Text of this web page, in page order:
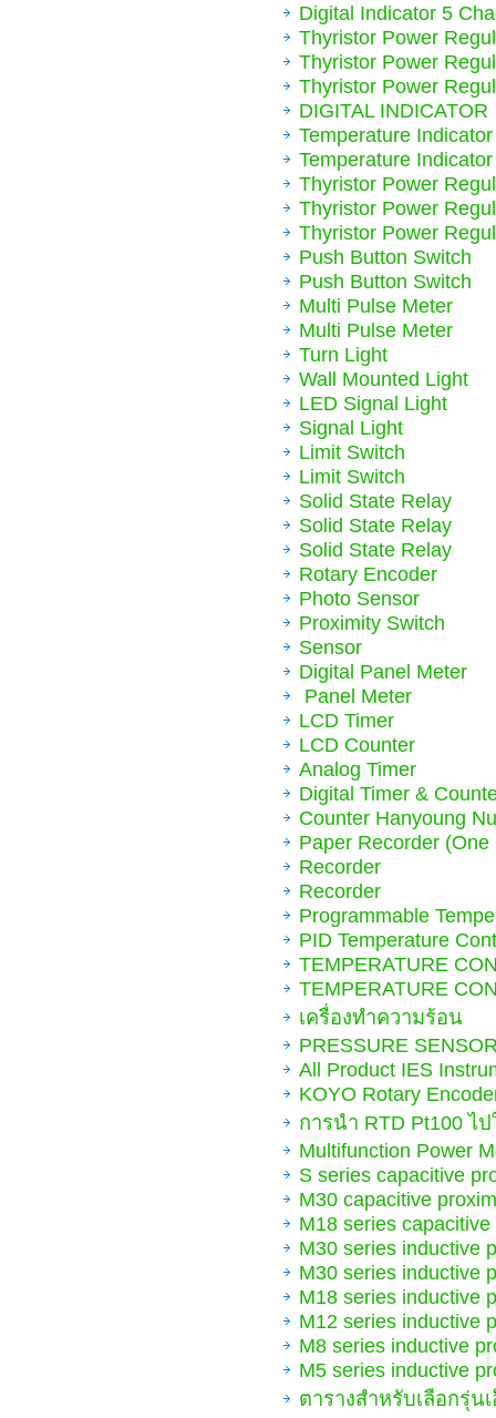
Digital Indicator 5
Thyristor Power
Thyristor Power
Thyristor Power
DIGITAL INDICATOR
Temperature Indicator
Temperature Indicator
Thyristor Power
Thyristor Power
Thyristor Power
Push Button Switch
Push Button Switch
Multi Pulse Meter
Multi Pulse Meter
Turn Light
Wall Mounted Light
LED Signal Light
Signal Light
Limit Switch
Limit Switch
Solid State Relay
Solid State Relay
Solid State Relay
Rotary Encoder
Photo Sensor
Proximity Switch
Sensor
Digital Panel Meter
Panel Meter
LCD Timer
LCD Counter
Analog Timer
Digital Timer &
Counter Hanyoung
Paper Recorder (One
Recorder
Recorder
Programmable
PID Temperature
TEMPERATURE
TEMPERATURE
เครื่องทำความร้อน
PRESSURE
All Product IES
KOYO Rotary
การนำ RTD Pt100 ไ
Multifunction Power
S series capacitive
M30 capacitive
M18 series
M30 series inductive
M30 series inductive
M18 series inductive
M12 series inductive
M8 series inductive
M5 series inductive
ตารางสำหรับเลือกรุ่น